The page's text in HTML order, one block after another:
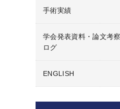
手術実績
学会発表資料・論文考
ログ
ENGLISH